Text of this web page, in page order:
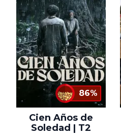
86%
Cien Años de
Soledad | T2